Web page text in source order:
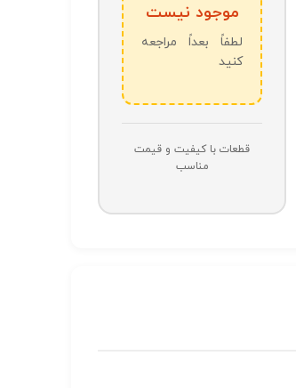
موجود نیست
لطفاً بعداً مراجعه
کنید
قطعات با کیفیت و قیمت
مناسب